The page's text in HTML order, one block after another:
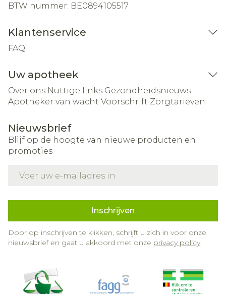
BTW nummer: BE0894105517
Klantenservice
FAQ
Uw apotheek
Over ons Nuttige links Gezondheidsnieuws
Apotheker van wacht Voorschrift Zorgtarieven
Nieuwsbrief
Blijf op de hoogte van nieuwe producten en
promoties
Inschrijven
Door op inschrijven te klikken, schrijft u zich in voor onze
nieuwsbrief en gaat u akkoord met onze privacy policy.